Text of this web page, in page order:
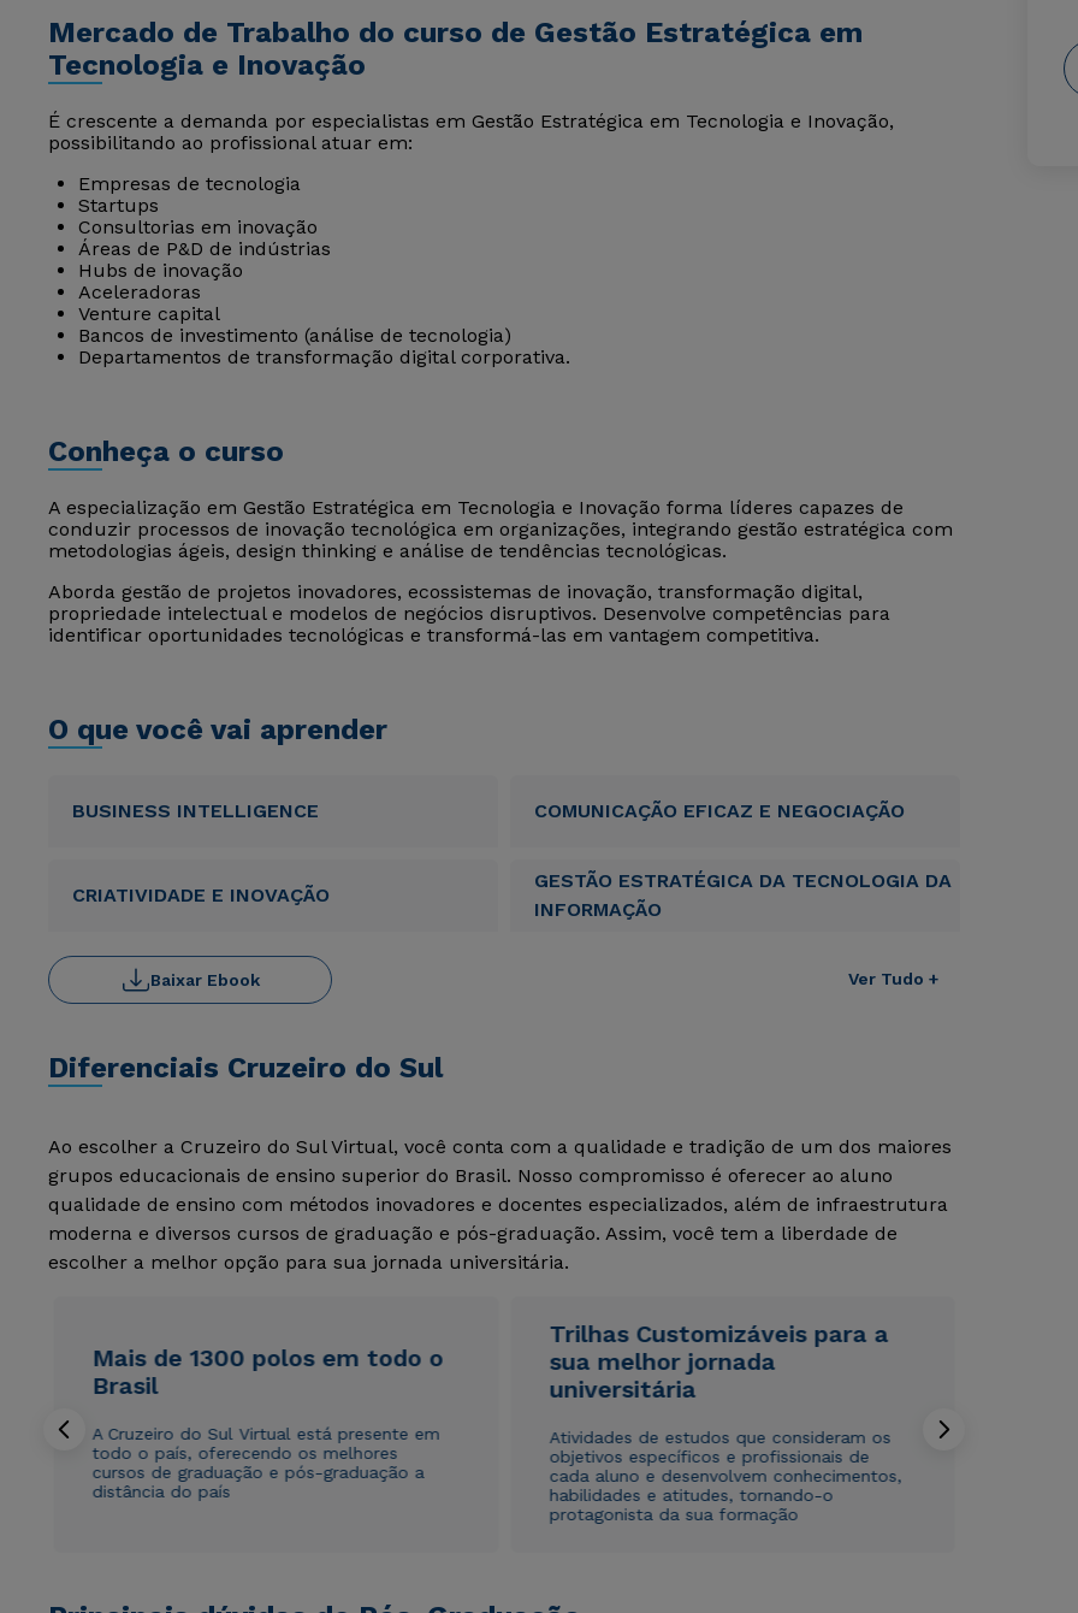
Mercado de Trabalho do curso de Gestão Estratégica em
Tecnologia e Inovação
É crescente a demanda por especialistas em Gestão Estratégica em Tecnologia e Inovação,
possibilitando ao profissional atuar em:
Empresas de tecnologia
Startups
Consultorias em inovação
Áreas de P&D de indústrias
Hubs de inovação
Aceleradoras
Venture capital
Bancos de investimento (análise de tecnologia)
Departamentos de transformação digital corporativa.
Conheça o curso
A especialização em Gestão Estratégica em Tecnologia e Inovação forma líderes capazes de
conduzir processos de inovação tecnológica em organizações, integrando gestão estratégica com
metodologias ágeis, design thinking e análise de tendências tecnológicas.
Aborda gestão de projetos inovadores, ecossistemas de inovação, transformação digital,
propriedade intelectual e modelos de negócios disruptivos. Desenvolve competências para
identificar oportunidades tecnológicas e transformá-las em vantagem competitiva.
O que você vai aprender
BUSINESS INTELLIGENCE COMUNICAÇÃO EFICAZ E NEGOCIAÇÃO
CRIATIVIDADE E INOVAÇÃO
GESTÃO ESTRATÉGICA DA TECNOLOGIA DA
INFORMAÇÃO
Ver Tudo +
Baixar Ebook
Diferenciais Cruzeiro do Sul
Ao escolher a Cruzeiro do Sul Virtual, você conta com a qualidade e tradição de um dos maiores
grupos educacionais de ensino superior do Brasil. Nosso compromisso é oferecer ao aluno
qualidade de ensino com métodos inovadores e docentes especializados, além de infraestrutura
moderna e diversos cursos de graduação e pós-graduação. Assim, você tem a liberdade de
escolher a melhor opção para sua jornada universitária.
Mais de 1300 polos em todo o
Brasil
A Cruzeiro do Sul Virtual está presente em
todo o país, oferecendo os melhores
cursos de graduação e pós-graduação a
distância do país
Trilhas Customizáveis para a
sua melhor jornada
universitária
Atividades de estudos que consideram os
objetivos específicos e profissionais de
cada aluno e desenvolvem conhecimentos,
habilidades e atitudes, tornando-o
protagonista da sua formação
Rápido e fácil
WhatsApp
Rápido e fácil
WhatsApp